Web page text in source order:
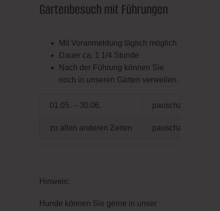
Gartenbesuch mit Führungen
Mit Voranmeldung täglich möglich
Dauer ca. 1 1/4 Stunde
Nach der Führung können Sie
noch in unseren Gärten verweilen.
01.05. – 30.06. pauschal 200,00 €
zu allen anderen Zeiten pauschal 150,00 €
Hinweis:
Hunde können Sie gerne in unser